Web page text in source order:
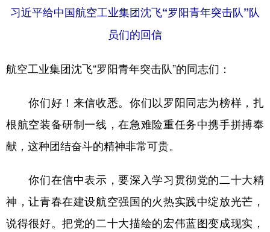
文化 书画 健康 军事
视频 图片
学术中国 乡村振兴 银龄 溯源中国
会展
公益 一带一路 亚太网 上市公司
文化产业
习近平给中国航空工业集团沈飞“罗阳青年突击队”队
员们的回信
航空工业集团沈飞“罗阳青年突击队”的同志们：
你们好！来信收悉。你们以罗阳同志为榜样，扎
根航空装备研制一线，在急难险重任务中携手拼搏奉
献，这种团结奋斗的精神非常可贵。
你们在信中表示，要深入学习贯彻党的二十大精
神，让青春在建设航空强国的火热实践中绽放光芒，
说得很好。把党的二十大描绘的宏伟蓝图变成现实，